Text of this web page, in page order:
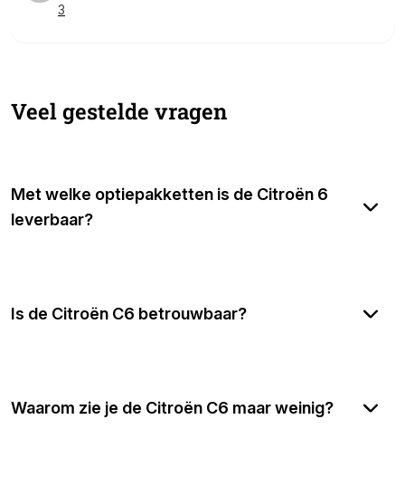
3
Veel gestelde vragen
Met welke optiepakketten is de Citroën 6
leverbaar?
Is de Citroën C6 betrouwbaar?
Waarom zie je de Citroën C6 maar weinig?